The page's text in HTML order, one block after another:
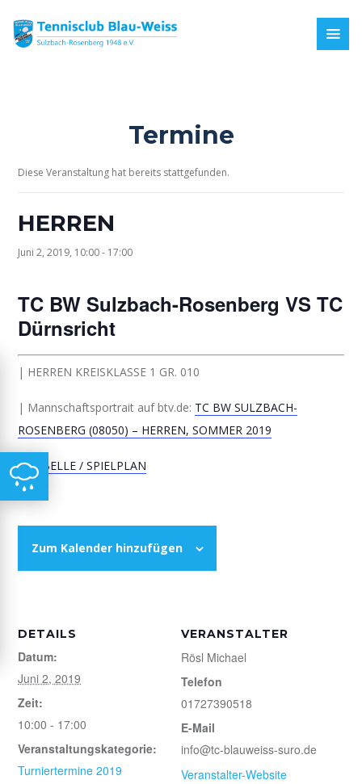
Termine
Diese Veranstaltung hat bereits stattgefunden.
HERREN
Juni 2, 2019, 10:00- 17:00
TC BW Sulzbach-Rosenberg VSTC
Dürnsricht
| HERREN KREISKLASSE 1 GR. 010
| Mannschaftsportrait auf btv.de: TC BW SULZBACH-
ROSENBERG (08050) – HERREN, SOMMER 2019
|TABELLE / SPIELPLAN
Zum Kalender hinzufügen
DETAILS
Datum:
Juni 2, 2019
Zeit:
10:00 - 17:00
Veranstaltungskategorie:
Turniertermine 2019
VERANSTALTER
Rösl Michael
Telefon
01727390518
E-Mail
info@tc-blauweiss-suro.de
Veranstalter-Website